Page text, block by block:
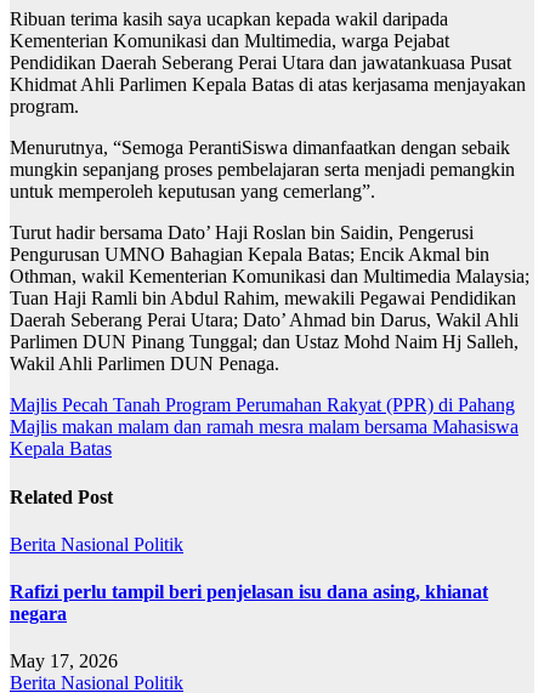
Ribuan terima kasih saya ucapkan kepada wakil daripada
Kementerian Komunikasi dan Multimedia, warga Pejabat
Pendidikan Daerah Seberang Perai Utara dan jawatankuasa Pusat
Khidmat Ahli Parlimen Kepala Batas di atas kerjasama menjayakan
program.
Menurutnya, “Semoga PerantiSiswa dimanfaatkan dengan sebaik
mungkin sepanjang proses pembelajaran serta menjadi pemangkin
untuk memperoleh keputusan yang cemerlang”.
Turut hadir bersama Dato’ Haji Roslan bin Saidin, Pengerusi
Pengurusan UMNO Bahagian Kepala Batas; Encik Akmal bin
Othman, wakil Kementerian Komunikasi dan Multimedia Malaysia;
Tuan Haji Ramli bin Abdul Rahim, mewakili Pegawai Pendidikan
Daerah Seberang Perai Utara; Dato’ Ahmad bin Darus, Wakil Ahli
Parlimen DUN Pinang Tunggal; dan Ustaz Mohd Naim Hj Salleh,
Wakil Ahli Parlimen DUN Penaga.
Post
navigation
Majlis Pecah Tanah Program Perumahan Rakyat (PPR) di Pahang
Majlis makan malam dan ramah mesra malam bersama Mahasiswa
Kepala Batas
Related Post
Berita Nasional Politik
Rafizi perlu tampil beri penjelasan isu dana asing, khianat
negara
May 17, 2026
Berita Nasional Politik